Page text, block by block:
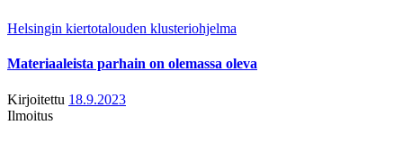
Helsingin kiertotalouden klusteriohjelma
Materiaaleista parhain on olemassa oleva
Kirjoitettu 18.9.2023
Ilmoitus